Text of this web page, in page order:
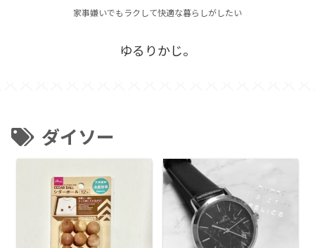
家事嫌いでもラクして快適な暮らしがしたい
ゆるりかじ。
ダイソー